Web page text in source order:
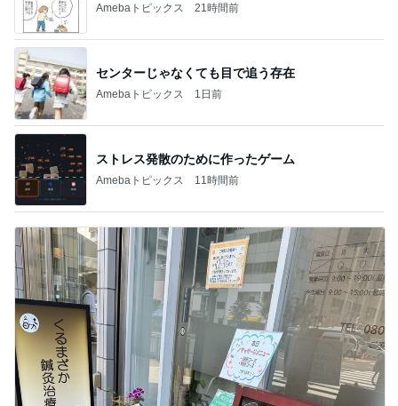
Amebaトピックス 21時間前
センターじゃなくても目で追う存在
Amebaトピックス 1日前
ストレス発散のために作ったゲーム
Amebaトピックス 11時間前